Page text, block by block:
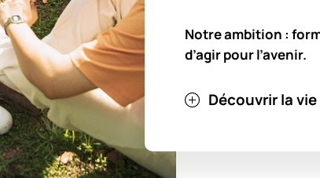
Notre ambition :
d’agir pour l’avenir.
Découvrir la